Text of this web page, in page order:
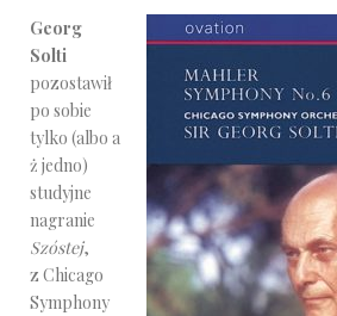
Georg
Solti
pozostawił
po sobie
tylko (albo a
ż jedno)
studyjne
nagranie
Szóstej,
z Chicago
Symphony